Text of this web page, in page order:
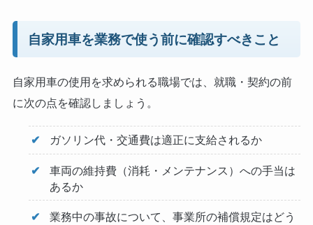
自家用車を業務で使う前に確認すべきこと
自家用車の使用を求められる職場では、就職・契約の前
に次の点を確認しましょう。
ガソリン代・交通費は適正に支給されるか
車両の維持費（消耗・メンテナンス）への手当は
あるか
業務中の事故について、事業所の補償規定はどう